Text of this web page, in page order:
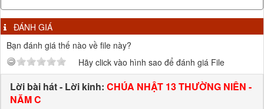
ĐÁNH GIÁ
Bạn đánh giá thế nào về file này?
Hãy click vào hình sao để đánh giá File
Lời bài hát - Lời kinh: CHÚA NHẬT 13 THƯỜNG NIÊN -
NĂM C